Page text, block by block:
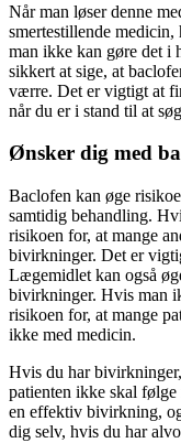
Når man løser denne
smertestillende
man ikke kan gøre det i
sikkert at sige, at
værre. Det er vigtigt at
når du er i stand til at
Ønsker dig med
Baclofen kan øge
samtidig behandling.
risikoen for, at mange
bivirkninger. Det er
Lægemidlet kan også
bivirkninger. Hvis man
risikoen for, at mange
ikke med medicin.
Hvis du har
patienten ikke skal
en effektiv bivirkning,
dig selv, hvis du har